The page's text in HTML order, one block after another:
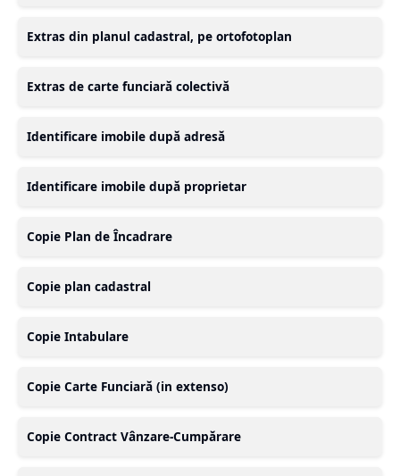
Extras din planul cadastral, pe ortofotoplan
Extras de carte funciară colectivă
Identificare imobile după adresă
Identificare imobile după proprietar
Copie Plan de Încadrare
Copie plan cadastral
Copie Intabulare
Copie Carte Funciară (in extenso)
Copie Contract Vânzare-Cumpărare